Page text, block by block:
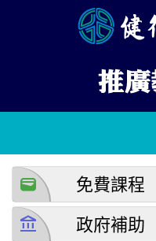
wallet 免費課程
account_balance 政府補助